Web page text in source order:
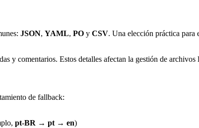
JSON, YAML, PO y CSV. Una elección práctica
y comentarios. Estos detalles afectan la gestión de
de fallback:
pt-BR → pt → en)